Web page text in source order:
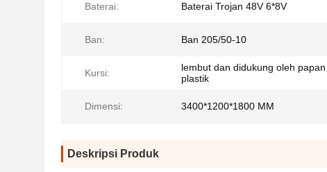
Baterai: Baterai Trojan 48V 6*8V
Ban: Ban 205/50-10
Kursi:
lembut dan didukung oleh papan
plastik
Dimensi: 3400*1200*1800 MM
Deskripsi Produk